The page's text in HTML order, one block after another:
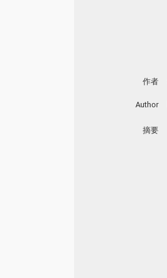
作者
Author
摘要